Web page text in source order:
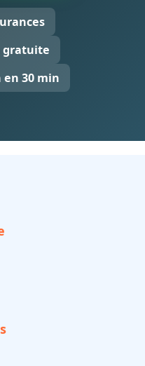
gratuite
30 min